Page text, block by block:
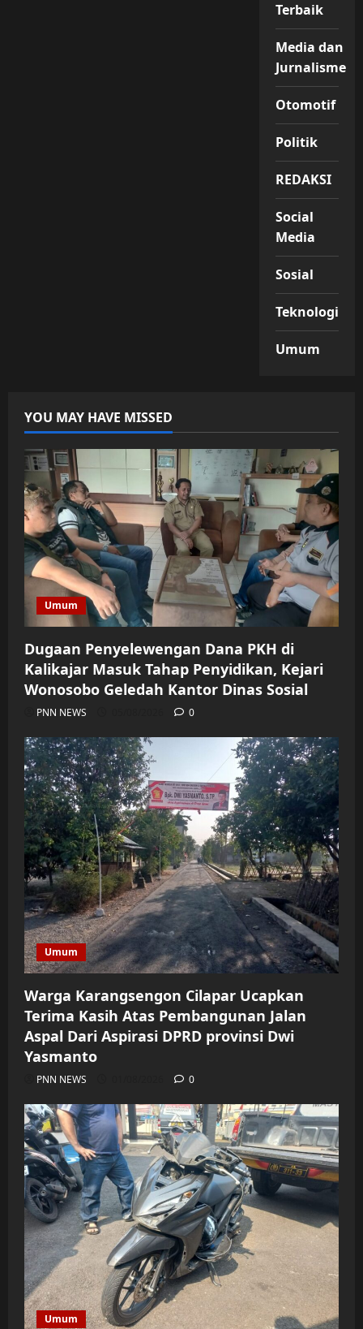
Terbaik
Media dan
Jurnalisme
Otomotif
Politik
REDAKSI
Social
Media
Sosial
Teknologi
Umum
YOU MAY HAVE MISSED
Umum
Dugaan Penyelewengan Dana PKH di
Kalikajar Masuk Tahap Penyidikan, Kejari
Wonosobo Geledah Kantor Dinas Sosial
PNN NEWS 0
Umum
Warga Karangsengon Cilapar Ucapkan
Terima Kasih Atas Pembangunan Jalan
Aspal Dari Aspirasi DPRD provinsi Dwi
Yasmanto
PNN NEWS 0
Umum